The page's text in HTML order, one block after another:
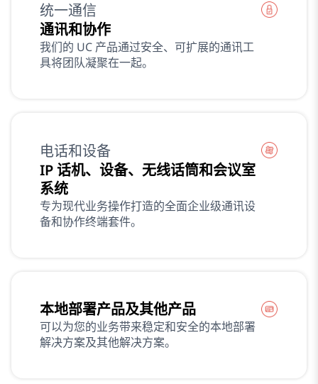
统一通信
通讯和协作
我们的 UC 产品通过安全、可扩展的通讯工
具将团队凝聚在一起。
电话和设备
IP 话机、设备、无线话筒和会议室
系统
专为现代业务操作打造的全面企业级通讯设
备和协作终端套件。
本地部署产品及其他产品
可以为您的业务带来稳定和安全的本地部署
解决方案及其他解决方案。